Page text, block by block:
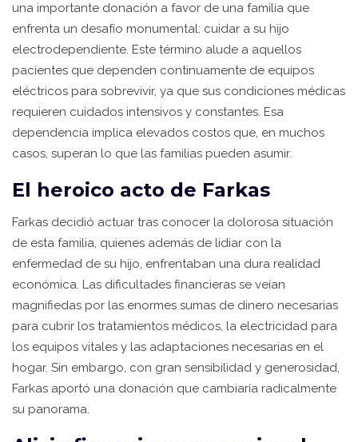
una importante donación a favor de una familia que
enfrenta un desafío monumental: cuidar a su hijo
electrodependiente. Este término alude a aquellos
pacientes que dependen continuamente de equipos
eléctricos para sobrevivir, ya que sus condiciones médicas
requieren cuidados intensivos y constantes. Esa
dependencia implica elevados costos que, en muchos
casos, superan lo que las familias pueden asumir.
El heroico acto de Farkas
Farkas decidió actuar tras conocer la dolorosa situación
de esta familia, quienes además de lidiar con la
enfermedad de su hijo, enfrentaban una dura realidad
económica. Las dificultades financieras se veían
magnifiedas por las enormes sumas de dinero necesarias
para cubrir los tratamientos médicos, la electricidad para
los equipos vitales y las adaptaciones necesarias en el
hogar. Sin embargo, con gran sensibilidad y generosidad,
Farkas aportó una donación que cambiaría radicalmente
su panorama.